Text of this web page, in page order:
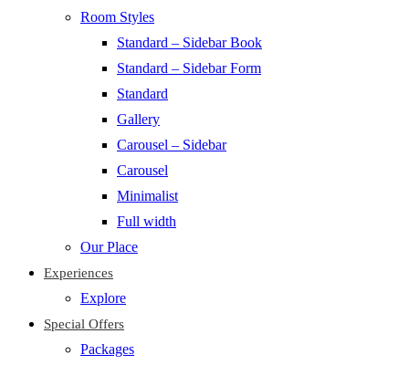
Room Styles
Standard – Sidebar Book
Standard – Sidebar Form
Standard
Gallery
Carousel – Sidebar
Carousel
Minimalist
Full width
Our Place
Experiences
Explore
Special Offers
Packages